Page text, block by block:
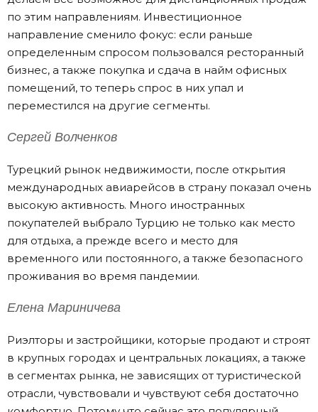
по этим направлениям. Инвестиционное
направление сменило фокус: если раньше
определенным спросом пользовался ресторанный
бизнес, а также покупка и сдача в найм офисных
помещений, то теперь спрос в них упал и
переместился на другие сегменты.
Сергей Волченков
Турецкий рынок недвижимости, после открытия
международных авиарейсов в страну показал очень
высокую активность. Много иностранных
покупателей выбрало Турцию не только как место
для отдыха, а прежде всего и место для
временного или постоянного, а также безопасного
проживания во время пандемии.
Елена Мариничева
Риэлторы и застройщики, которые продают и строят
в крупных городах и центральных локациях, а также
в сегментах рынка, не зависящих от туристической
отрасли, чувствовали и чувствуют себя достаточно